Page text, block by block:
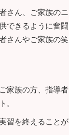
さん、ご家族の
できるように奮
さんやご家族の
家族の方、指導
。
習を終えることが